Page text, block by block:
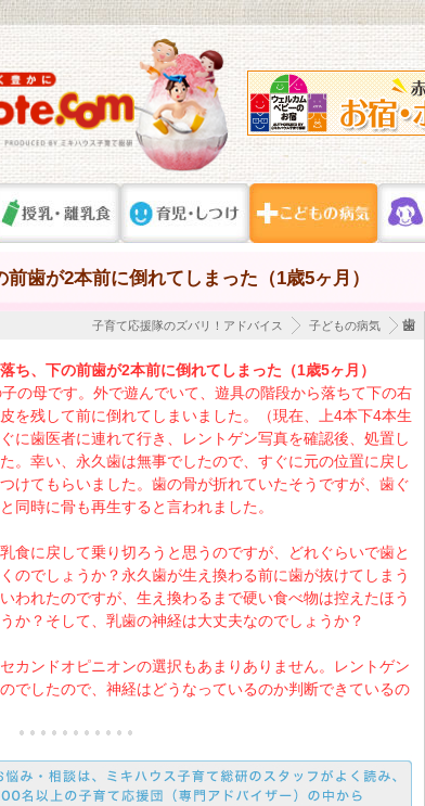
歯が2本前に倒れてしまった（1歳5ヶ月）
歯
子どもの病気
子育て応援隊のズバリ！アドバイス
ち、下の前歯が2本前に倒れてしまった（1歳5ヶ月）
の母です。外で遊んでいて、遊具の階段から落ちて下の右
を残して前に倒れてしまいました。（現在、上4本下4本生
に歯医者に連れて行き、レントゲン写真を確認後、処置し
。幸い、永久歯は無事でしたので、すぐに元の位置に戻し
けてもらいました。歯の骨が折れていたそうですが、歯ぐ
同時に骨も再生すると言われました。
食に戻して乗り切ろうと思うのですが、どれぐらいで歯と
のでしょうか？永久歯が生え換わる前に歯が抜けてしまう
われたのですが、生え換わるまで硬い食べ物は控えたほう
か？そして、乳歯の神経は大丈夫なのでしょうか？
カンドオピニオンの選択もあまりありません。レントゲン
でしたので、神経はどうなっているのか判断できているの